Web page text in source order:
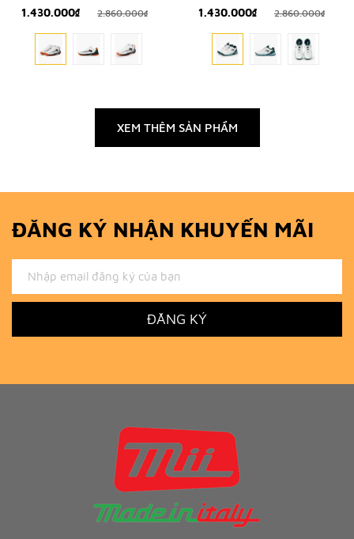
1.430.000₫
2.860.000₫
1.430.000₫
2.860.000₫
XEM THÊM SẢN PHẨM
ĐĂNG KÝ NHẬN KHUYẾN MÃI
ĐĂNG KÝ